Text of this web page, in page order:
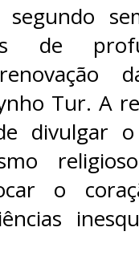
de
Tur. A
divulgar
o